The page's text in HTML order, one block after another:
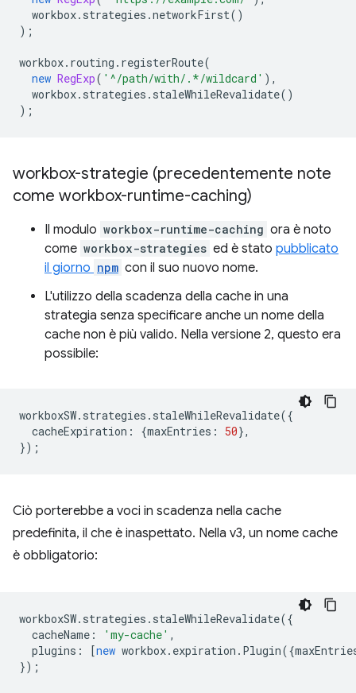
workbox. strategies .networkFirst()
);
workbox. routing . registerRoute(
new RegExp( '^/path/with/.*/wildcard' ),
workbox. strategies . staleWhileRevalidate()
);
workbox-strategie (precedentemente note
come workbox-runtime-caching)
Il modulo workbox-runtime-caching ora è noto
come workbox-strategies ed è stato pubblicato
il giorno npm con il suo nuovo nome.
L'utilizzo della scadenza della cache in una
strategia senza specificare anche un nome della
cache non è più valido. Nella versione 2, questo era
possibile:
workboxSW. strategies . staleWhileRevalidate({
cacheExpiration : {maxEntries : 50},
});
Ciò porterebbe a voci in scadenza nella cache
predefinita, il che è inaspettato. Nella v3, un nome cache
è obbligatorio:
workboxSW. strategies . staleWhileRevalidate({
cacheName : 'my-cache' ,
plugins : [new workbox. expiration . Plugin({
});